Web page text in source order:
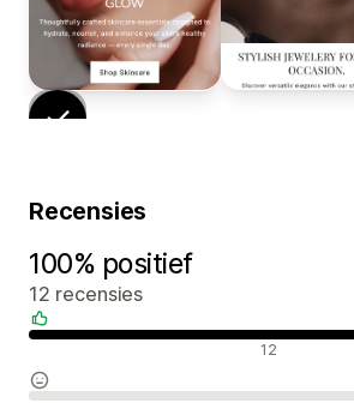
Recensies
100% positief
12 recensies
12